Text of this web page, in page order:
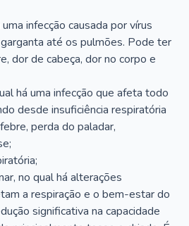
infecção causada por vírus
até os pulmões. Pode ter
dor de cabeça, dor no corpo e
há uma infecção que afeta todo
desde insuficiência respiratória
perda do paladar,
no qual há alterações
a respiração e o bem-estar do
significativa na capacidade